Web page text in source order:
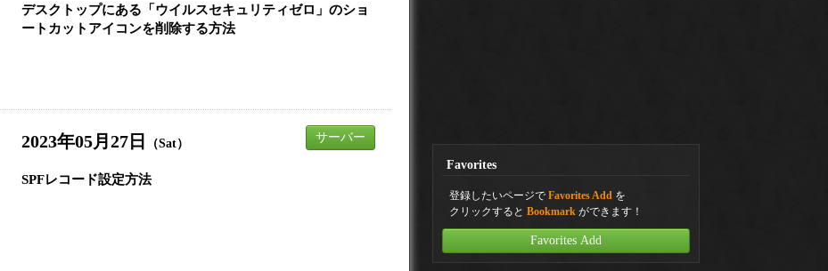
デスクトップにある「ウイルスセキュリティゼロ」のショ
ートカットアイコンを削除する方法
2023年05月27日 （Sat） サーバー
SPFレコード設定方法
Favorites
登録したいページで Favorites Add を
クリックすると Bookmark ができます！
Favorites Add